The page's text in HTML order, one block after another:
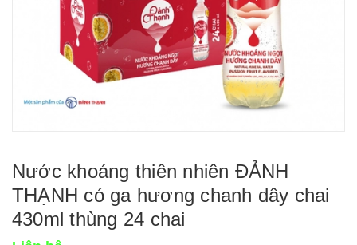
Nước khoáng thiên nhiên ĐẢNH
THẠNH có ga hương chanh dây chai
430ml thùng 24 chai